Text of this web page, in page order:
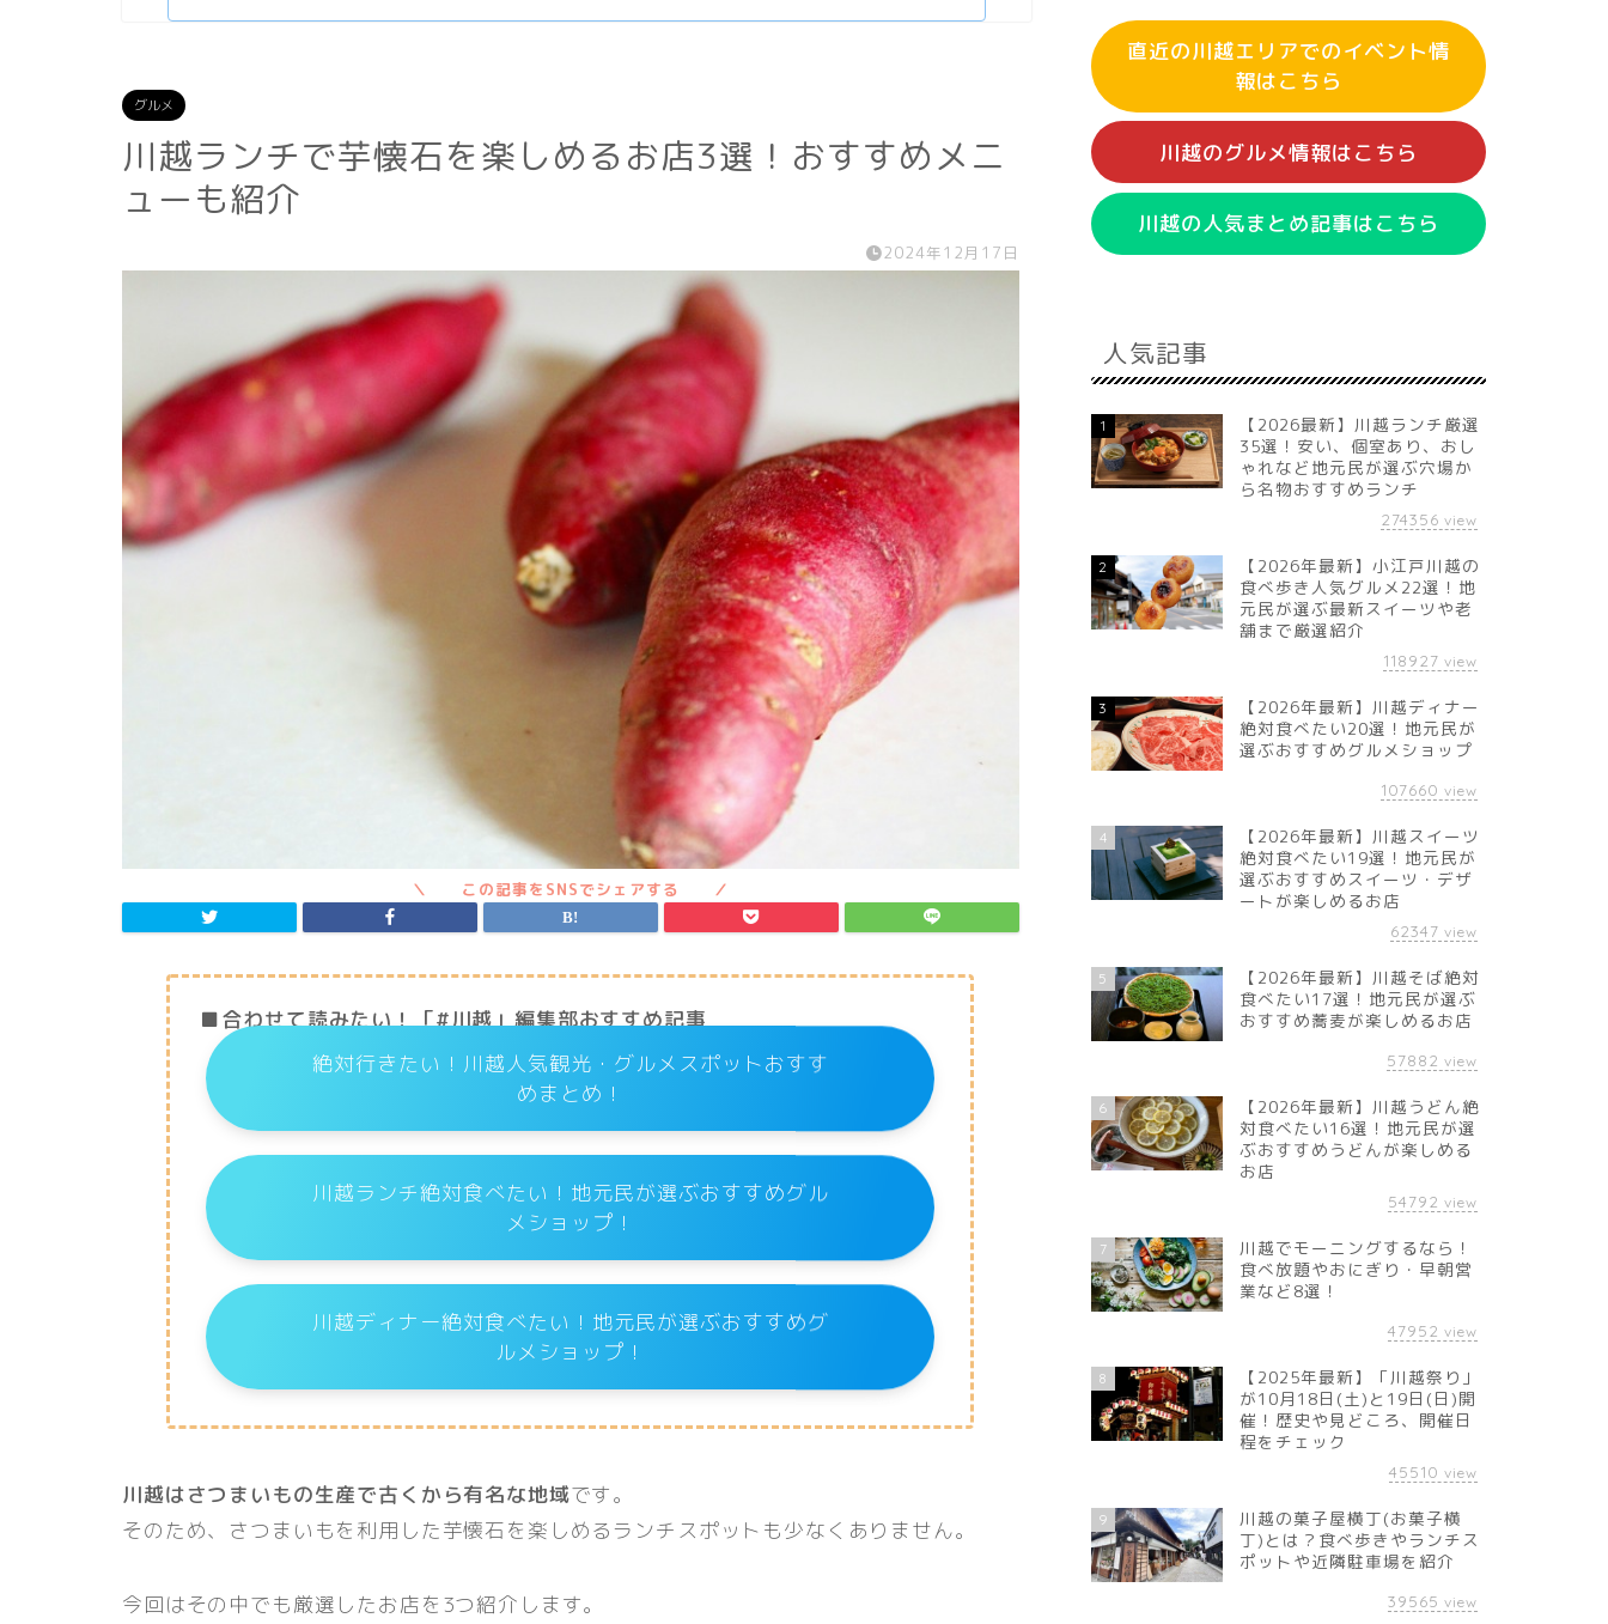
グルメ
川越ランチで芋懐石を楽しめるお店3選！おすすめメニ
ューも紹介
2024年12月17日
■合わせて読みたい！「#川越」編集部おすすめ記事
絶対行きたい！川越人気観光・グルメスポットおすす
めまとめ！
川越ランチ絶対食べたい！地元民が選ぶおすすめグル
メショップ！
川越ディナー絶対食べたい！地元民が選ぶおすすめグ
ルメショップ！
川越はさつまいもの生産で古くから有名な地域です。
そのため、さつまいもを利用した芋懐石を楽しめるランチスポットも少なくありません。
今回はその中でも厳選したお店を3つ紹介します。
直近の川越エリアでのイベント情
報はこちら
川越のグルメ情報はこちら
川越の人気まとめ記事はこちら
人気記事
1
【2026最新】川越ランチ厳選
35選！安い、個室あり、おし
ゃれなど地元民が選ぶ穴場か
ら名物おすすめランチ
274356 view
2
【2026年最新】小江戸川越の
食べ歩き人気グルメ22選！地
元民が選ぶ最新スイーツや老
舗まで厳選紹介
118927 view
3
【2026年最新】川越ディナー
絶対食べたい20選！地元民が
選ぶおすすめグルメショップ
107660 view
4
【2026年最新】川越スイーツ
絶対食べたい19選！地元民が
選ぶおすすめスイーツ・デザ
ートが楽しめるお店
62347 view
5
【2026年最新】川越そば絶対
食べたい17選！地元民が選ぶ
おすすめ蕎麦が楽しめるお店
57882 view
6
【2026年最新】川越うどん絶
対食べたい16選！地元民が選
ぶおすすめうどんが楽しめる
お店
54792 view
7
川越でモーニングするなら！
食べ放題やおにぎり・早朝営
業など8選！
47952 view
8
【2025年最新】「川越祭り」
が10月18日(土)と19日(日)開
催！歴史や見どころ、開催日
程をチェック
45510 view
9
川越の菓子屋横丁(お菓子横
丁)とは？食べ歩きやランチス
ポットや近隣駐車場を紹介
39565 view